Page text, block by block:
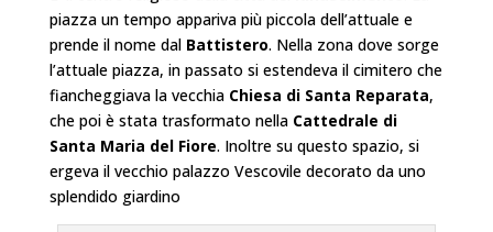
k
piazza un tempo appariva più piccola dell’attuale e
prende il nome dal Battistero. Nella zona dove sorge
l’attuale piazza, in passato si estendeva il cimitero che
fiancheggiava la vecchia Chiesa di Santa Reparata,
che poi è stata trasformato nella Cattedrale di
Santa Maria del Fiore. Inoltre su questo spazio, si
ergeva il vecchio palazzo Vescovile decorato da uno
splendido giardino